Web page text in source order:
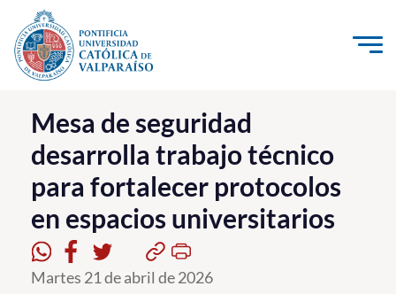
Click acá para ir directamente al contenido
La Universidad
Investigación, Creación e Innovación
PUCV Internacional
Vinculación con el Medio
Admisión
Mesa de seguridad
desarrolla trabajo técnico
para fortalecer protocolos
en espacios universitarios
Martes 21 de abril de 2026